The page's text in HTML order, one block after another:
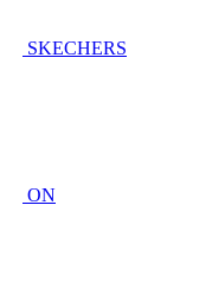
SKECHERS
ON